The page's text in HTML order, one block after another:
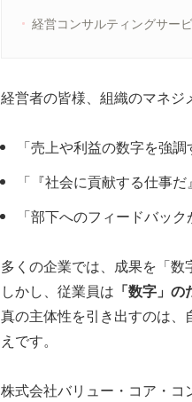
経営コンサルティングサー
経営者の皆様、組織のマネジ
「売上や利益の数字を強
「『社会に貢献する仕事
「部下へのフィードバッ
多くの企業では、成果を「数
しかし、従業員は 「数字」
真の主体性を引き出すのは
えです。
株式会社バリュー・コア・